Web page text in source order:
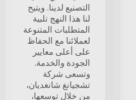
التصنيع لدينا. ويتيح
لنا هذا النهج تلبية
المتطلبات المتنوعة
لعملائنا مع الحفاظ
على أعلى معايير
الجودة والخدمة.
وتسعى شركة
تشجيانغ شانغديان،
من خلال توسعها،